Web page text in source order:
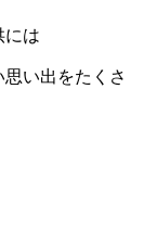
には
い出をたくさ